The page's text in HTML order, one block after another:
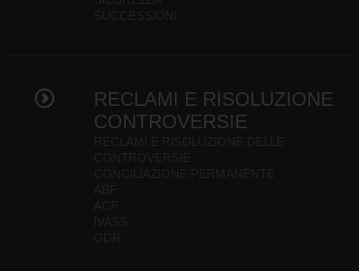
RECLAMI E RISOLUZIONE
CONTROVERSIE